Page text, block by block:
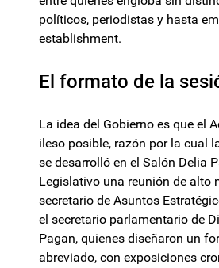
políticos, periodistas y hasta
establishment.
El formato de la
La idea del Gobierno es que el
ileso posible, razón por la cual
se desarrolló en el Salón Delia
Legislativo una reunión de alto
secretario de Asuntos
el secretario parlamentario de
Pagan, quienes diseñaron un
abreviado, con exposiciones